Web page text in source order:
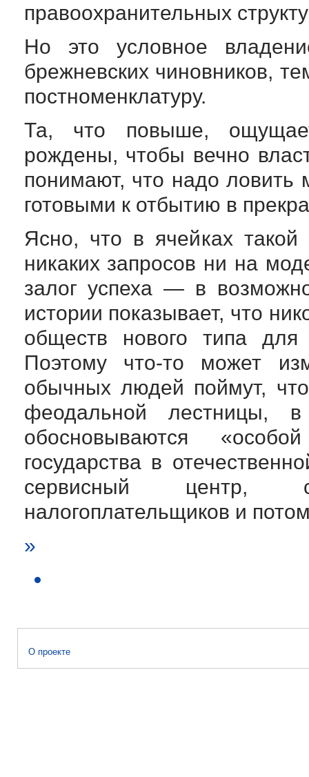
правоохранительных
Но это условное
брежневских чиновников,
постноменклатуру.
Та, что повыше,
рождены, чтобы вечно
понимают, что надо ловить
готовыми к отбытию в
Ясно, что в ячейках
никаких запросов ни на
залог успеха — в
истории показывает, что
обществ нового типа
Поэтому что-то может
обычных людей поймут,
феодальной лестницы,
обосновываются
государства в
сервисный центр,
налогоплательщиков и
»
О проекте